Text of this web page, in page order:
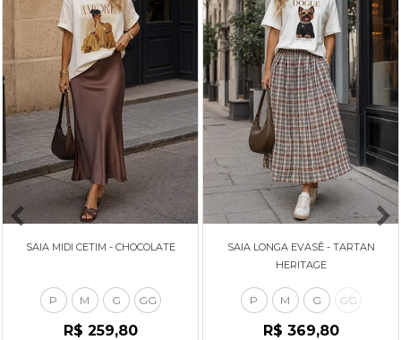
SAIA MIDI CETIM - CHOCOLATE
P M G GG
R$ 259,80
SAIA LONGA EVASÊ - TARTAN
HERITAGE
P M G GG
R$ 369,80